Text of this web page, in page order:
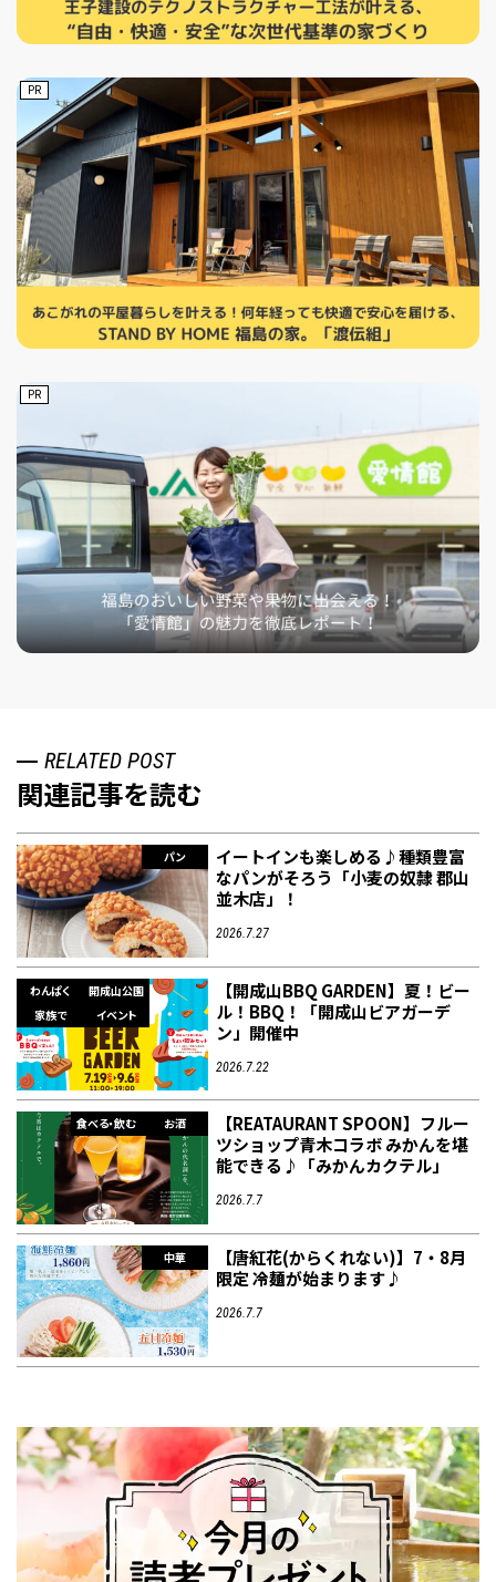
PR
PR
RELATED POST
関連記事を読む
パン
イートインも楽しめる♪種類豊富
なパンがそろう「小麦の奴隷 郡山
並木店」！
2026.7.27
わんぱく
開成山公園
家族で
イベント
【開成山BBQ GARDEN】夏！ビー
ル！BBQ！「開成山ビアガーデ
ン」開催中
2026.7.22
食べる・飲む お酒
【REATAURANT SPOON】フルー
ツショップ青木コラボ みかんを堪
能できる♪「みかんカクテル」
2026.7.7
中華
【唐紅花(からくれない)】7・8月
限定 冷麺が始まります♪
2026.7.7